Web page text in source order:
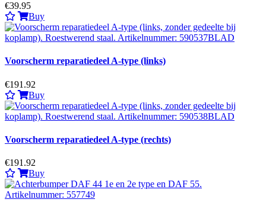
€39.95
Buy
Voorscherm reparatiedeel A-type (links)
€191.92
Buy
Voorscherm reparatiedeel A-type (rechts)
€191.92
Buy